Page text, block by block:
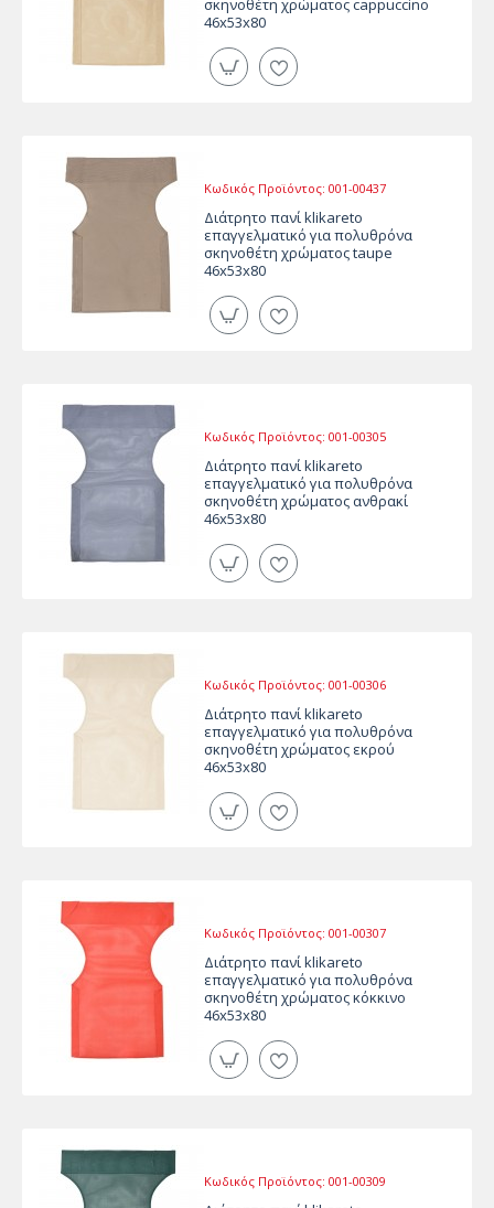
σκηνοθέτη χρώματος cappuccino
46x53x80
Κωδικός Προϊόντος: 001-00437
Διάτρητο πανί klikareto
επαγγελματικό για πολυθρόνα
σκηνοθέτη χρώματος taupe
46x53x80
Κωδικός Προϊόντος: 001-00305
Διάτρητο πανί klikareto
επαγγελματικό για πολυθρόνα
σκηνοθέτη χρώματος ανθρακί
46x53x80
Κωδικός Προϊόντος: 001-00306
Διάτρητο πανί klikareto
επαγγελματικό για πολυθρόνα
σκηνοθέτη χρώματος εκρού
46x53x80
Κωδικός Προϊόντος: 001-00307
Διάτρητο πανί klikareto
επαγγελματικό για πολυθρόνα
σκηνοθέτη χρώματος κόκκινο
46x53x80
Κωδικός Προϊόντος: 001-00309